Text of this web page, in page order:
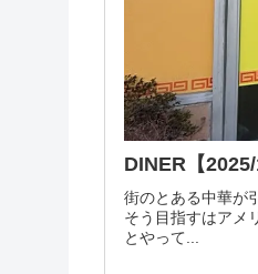
DINER【2025/
街のとある中華が
そう目指すはアメ
とやって...